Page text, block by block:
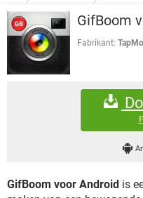
NETFLIX
GRATIS
VIDEOBELLEN
INSTAGRAM
NETFLIX
DOWNLOADS
VIDEOBELLEN
FORUM
GRATIS
GifBoom
Fabrikant:
GifBoom voor Android is